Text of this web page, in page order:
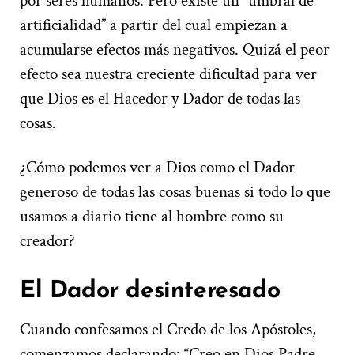
artificialidad” a partir del cual empiezan a
acumularse efectos más negativos. Quizá el peor
efecto sea nuestra creciente dificultad para ver
que Dios es el Hacedor y Dador de todas las
cosas.
¿Cómo podemos ver a Dios como el Dador
generoso de todas las cosas buenas si todo lo que
usamos a diario tiene al hombre como su
creador?
El Dador desinteresado
Cuando confesamos el Credo de los Apóstoles,